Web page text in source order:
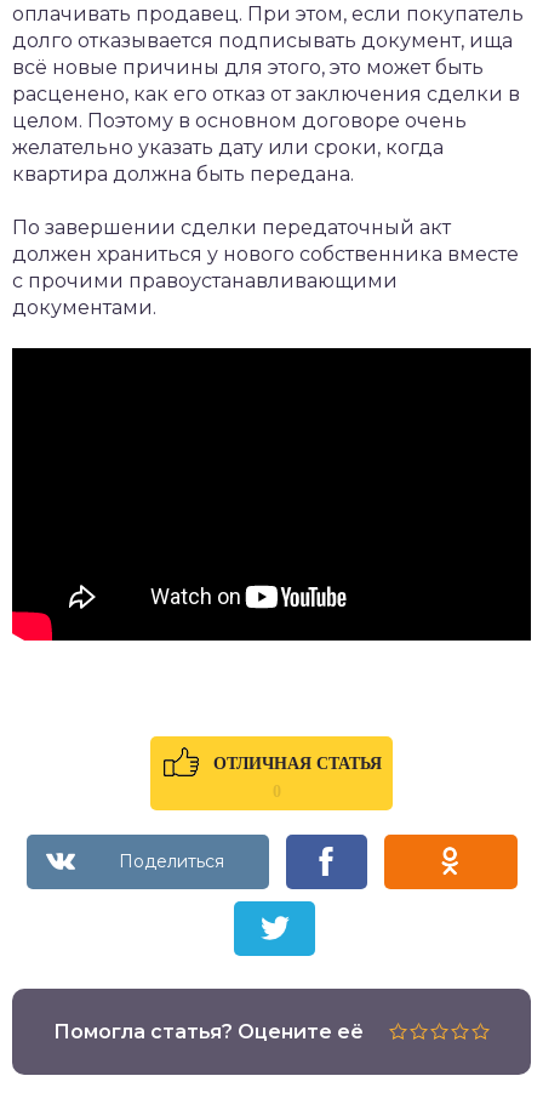
оплачивать продавец. При этом, если покупатель
долго отказывается подписывать документ, ища
всё новые причины для этого, это может быть
расценено, как его отказ от заключения сделки в
целом. Поэтому в основном договоре очень
желательно указать дату или сроки, когда
квартира должна быть передана.
По завершении сделки передаточный акт
должен храниться у нового собственника вместе
с прочими правоустанавливающими
документами.
ОТЛИЧНАЯ СТАТЬЯ
0
Помогла статья? Оцените её